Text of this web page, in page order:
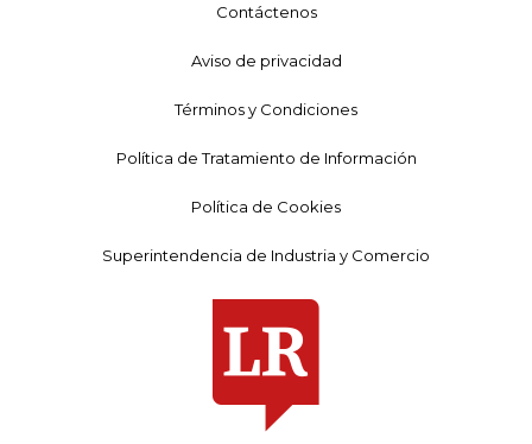
Contáctenos
Aviso de privacidad
Términos y Condiciones
Política de Tratamiento de Información
Política de Cookies
Superintendencia de Industria y Comercio